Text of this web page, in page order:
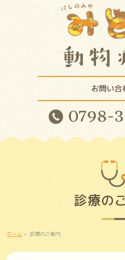
お問い合
0798-
診療の
ホーム » 診療のご案内